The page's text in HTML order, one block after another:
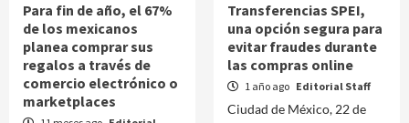
Para fin de año, el 67%
de los mexicanos
planea comprar sus
regalos a través de
comercio electrónico o
marketplaces
Transferencias SPEI,
una opción segura para
evitar fraudes durante
las compras online
1 año ago Editorial Staff
Ciudad de México, 22 de